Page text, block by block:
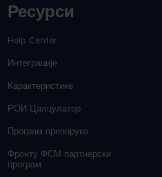
Ресурси
Help Center
Интеграције
Карактеристике
РОИ Цалцулатор
Програм препорука
Фронту ФСМ партнерски
програм